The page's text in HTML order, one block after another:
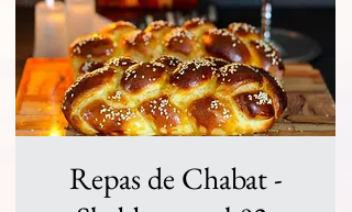
Repas de Chabat -